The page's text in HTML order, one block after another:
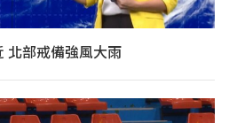
北部戒備強風大雨